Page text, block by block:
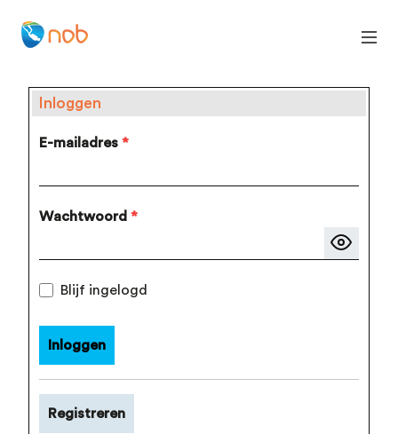
Inloggen
E-mailadres *
Wachtwoord *
Blijf ingelogd
Inloggen
Registreren